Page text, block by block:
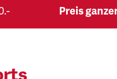
Preis